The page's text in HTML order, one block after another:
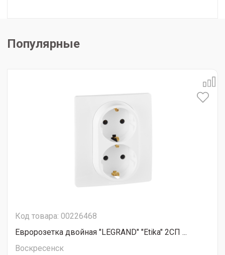
Популярные
Код товара: 00226468
Евророзетка двойная "LEGRAND" "Etika" 2СП ...
Воскресенск